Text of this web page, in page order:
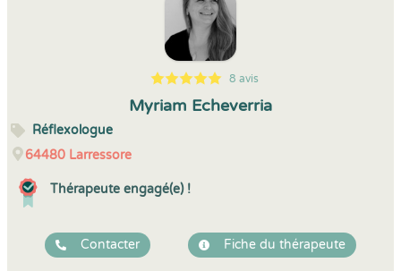
5
1
5
8 8 avis
Myriam Echeverria
Réflexologue
64480 Larressore
Thérapeute engagé(e) !
Contacter Fiche du thérapeute